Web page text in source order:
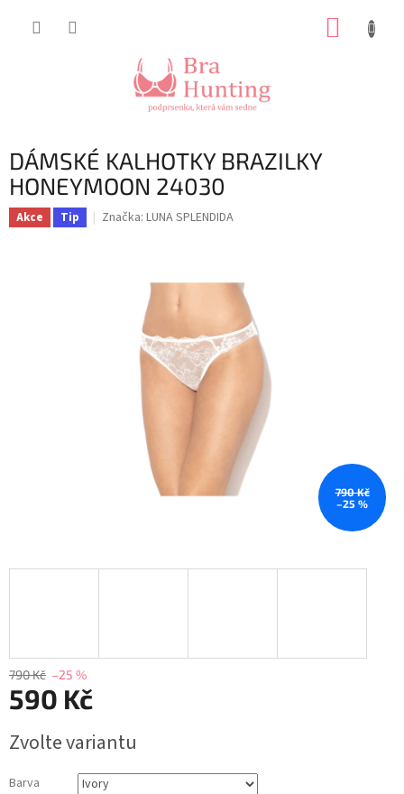
DÁMSKÉ KALHOTKY BRAZILKY
HONEYMOON 24030
Akce Tip Značka: LUNA SPLENDIDA
790 Kč
–25 %
790 Kč –25 %
590 Kč
cena:
Zvolte variantu
Barva